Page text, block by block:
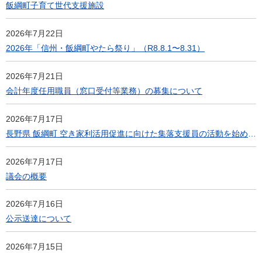
飯綱町子育て世代支援施設
2026年7月22日
2026年「信州・飯綱町やたら祭り」（R8.8.1〜8.31）
2026年7月21日
会計年度任用職員（窓口受付等業務）の募集について
2026年7月17日
2026年7月17日
議会の概要
2026年7月16日
公示送達について
2026年7月15日